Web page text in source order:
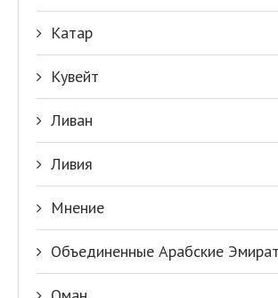
Катар
Кувейт
Ливан
Ливия
Мнение
Объединенные Арабские